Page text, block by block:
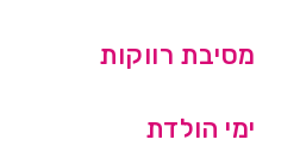
מסיבת רווקות
ימי הולדת